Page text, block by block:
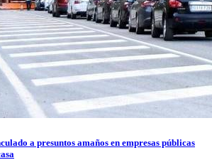
a presuntos amaños en empresas públicas